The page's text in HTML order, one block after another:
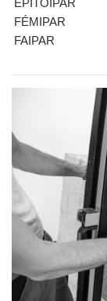
FÉMIPAR
FAIPAR